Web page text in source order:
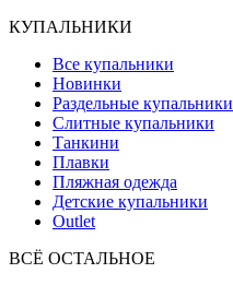
КУПАЛЬНИКИ
Все купальники
Новинки
Раздельные купальники
Слитные купальники
Танкини
Плавки
Пляжная одежда
Детские купальники
Outlet
ВCЁ ОСТАЛЬНОЕ